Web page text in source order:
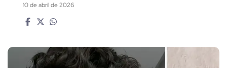
10 de abril de 2026